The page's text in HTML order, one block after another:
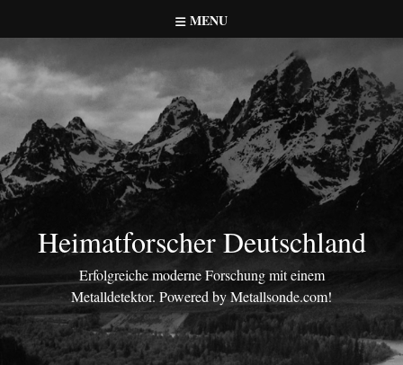
to
content
MENU
Heimatforscher Deutschland
Erfolgreiche moderne Forschung mit einem
Metalldetektor. Powered by Metallsonde.com!